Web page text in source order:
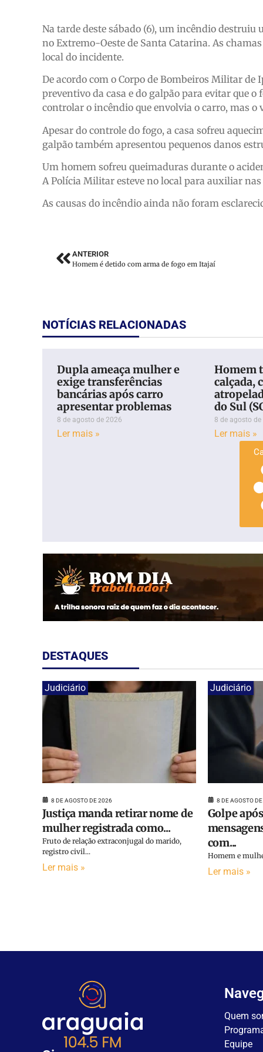
Na tarde deste sábado (6), um incêndio
no Extremo-Oeste de Santa Catarina. As
local do incidente.
De acordo com o Corpo de Bombeiros Militar
preventivo da casa e do galpão para evitar que
controlar o incêndio que envolvia o carro, mas
Apesar do controle do fogo, a casa sofreu
galpão também apresentou pequenos danos
Um homem sofreu queimaduras durante o
A Polícia Militar esteve no local para auxiliar nas
As causas do incêndio ainda não foram
ANTERIOR
Homem é detido com arma de fogo em Itajaí
NOTÍCIAS RELACIONADAS
Dupla ameaça mulher e
exige transferências
bancárias após carro
apresentar problemas
8 de agosto de 2026
Ler mais »
Homem
calçada,
do Sul
8 de agosto
Ler mais »
DESTAQUES
Judiciário
8 DE AGOSTO DE 2026
Justiça manda retirar nome de
mulher registrada como...
Fruto de relação extraconjugal do marido,
registro civil...
Ler mais »
Judiciário
8 DE AGOSTO
Golpe
com...
Homem e
Ler mais »
Quem
Equipe